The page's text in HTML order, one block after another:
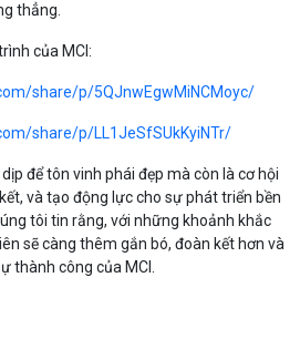
thẳng.
của MCI:
share/p/5QJnwEgwMiNCMoyc/
share/p/LL1JeSfSUkKyiNTr/
để tôn vinh phái đẹp mà còn là cơ hội
và tạo động lực cho sự phát triển bền
tôi tin rằng, với những khoảnh khắc
sẽ càng thêm gắn bó, đoàn kết hơn và
thành công của MCI.